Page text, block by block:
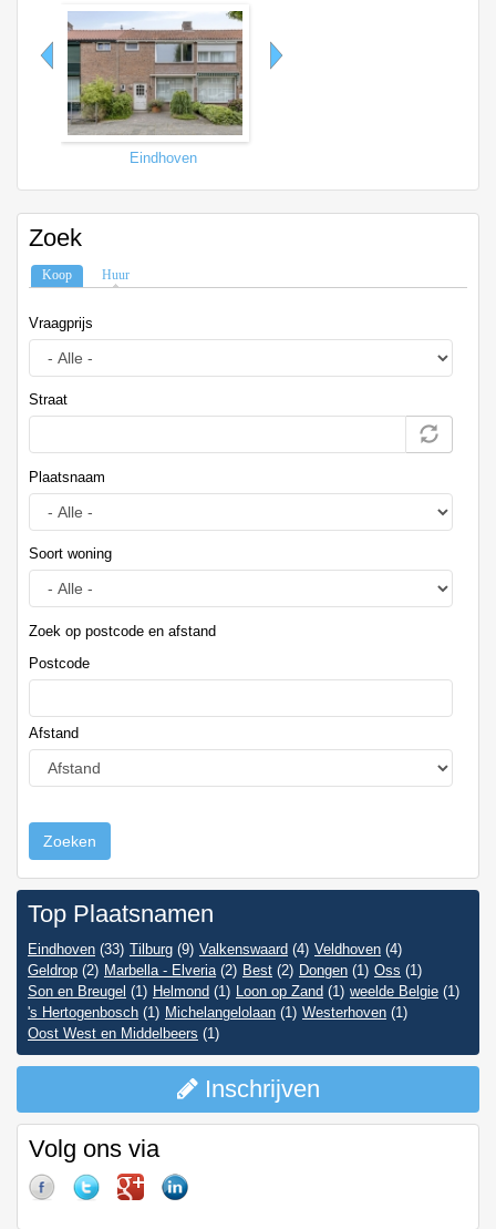
Eindhoven
Zoek
Koop (actieve tabblad)
Huur
Vraagprijs
Straat
Plaatsnaam
Soort woning
Zoek op postcode en afstand
Postcode
Afstand
Zoeken
Top Plaatsnamen
Eindhoven (33) Tilburg (9) Valkenswaard (4) Veldhoven (4)
Geldrop (2) Marbella - Elveria (2) Best (2) Dongen (1) Oss (1)
Son en Breugel (1) Helmond (1) Loon op Zand (1) weelde Belgie (1)
's Hertogenbosch (1) Michelangelolaan (1) Westerhoven (1)
Oost West en Middelbeers (1)
Inschrijven
Volg ons via